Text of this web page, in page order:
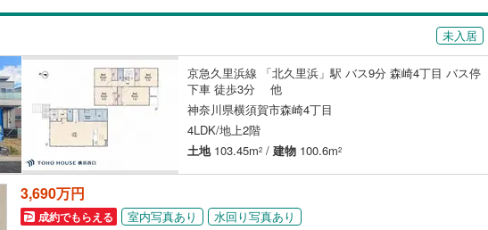
未入居
京急久里浜線 「北久里浜」駅 バス9分 森崎4丁目 バス停
下車 徒歩3分 他
神奈川県横須賀市森崎4丁目
4LDK/地上2階
土地103.45m2 / 建物 100.6m2
3,690万円
成約でもらえる 室内写真あり
水回り写真あり